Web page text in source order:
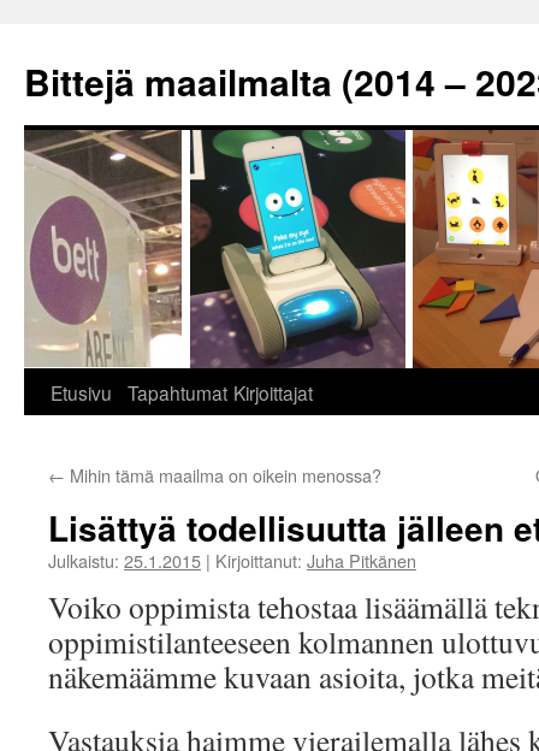
Bittejä maailmalta (2014 –
Etusivu Tapahtumat Kirjoittajat
← Mihin tämä maailma on oikein menossa?
Lisättyä todellisuutta jälleen
Julkaistu: 25.1.2015 | Kirjoittanut: Juha Pitkänen
Voiko oppimista tehostaa lisäämällä
oppimistilanteeseen kolmannen
näkemäämme kuvaan asioita, jotka
Vastauksia haimme vierailemalla lähes